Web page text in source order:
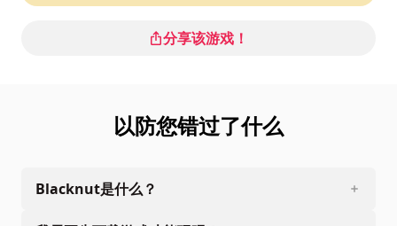
分享该游戏！
以防您错过了什么
Blacknut是什么？